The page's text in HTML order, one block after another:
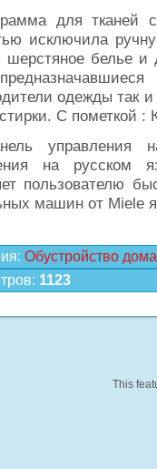
для тканей
исключила
шерстяное белье и
одежды так
С пометкой
управления
на русском
пользователю
машин от Miele
: Обустройство дома
: 1123
This